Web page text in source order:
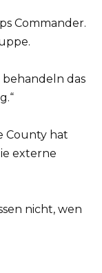
Commander.
behandeln das
County hat
externe
nicht, wen